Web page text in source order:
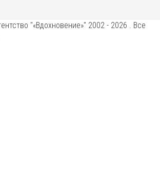
"«Вдохновение»" 2002 - 2026 . Все